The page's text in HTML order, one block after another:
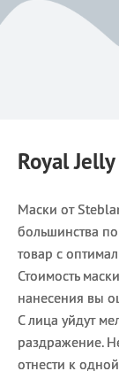
Royal
Маски от
большинства
товар с
Стоимость
нанесения вы
С лица уйдут
раздражение.
отнести к